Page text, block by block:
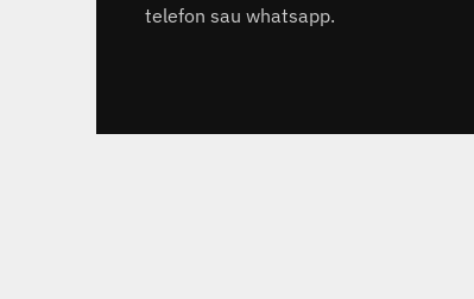
telefon sau whatsapp.